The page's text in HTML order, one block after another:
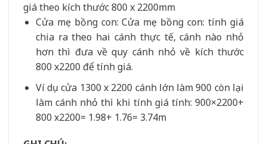
giá theo kích thước 800 x 2200mm
Cửa mẹ bồng con: Cửa mẹ bồng con: tính giá
chia ra theo hai cánh thực tế, cánh nào nhỏ
hơn thì đưa về quy cánh nhỏ về kích thước
800 x2200 để tính giá.
Ví dụ cửa 1300 x 2200 cánh lớn làm 900 còn lại
làm cánh nhỏ thì khi tính giá tính: 900×2200+
800 x2200= 1.98+ 1.76= 3.74m